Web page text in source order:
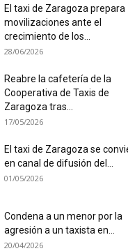
El taxi de Zaragoza prepara
movilizaciones ante el
crecimiento de los...
28/06/2026
Reabre la cafetería de la
Cooperativa de Taxis de
Zaragoza tras...
17/05/2026
El taxi de Zaragoza se
en canal de difusión del...
01/05/2026
Condena a un menor por la
agresión a un taxista en...
20/04/2026